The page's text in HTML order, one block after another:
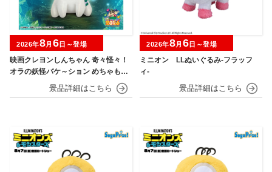
映画クレヨンしんちゃん 奇々怪々！
オラの妖怪バケ～ション めちゃもふ
ぐっとぬいぐるみ～おすわりポーズ
2026年8月 6日～登場
ミニオン LLぬいぐるみ‐フラッフ
ィ‐
2026年8月 6日～登場